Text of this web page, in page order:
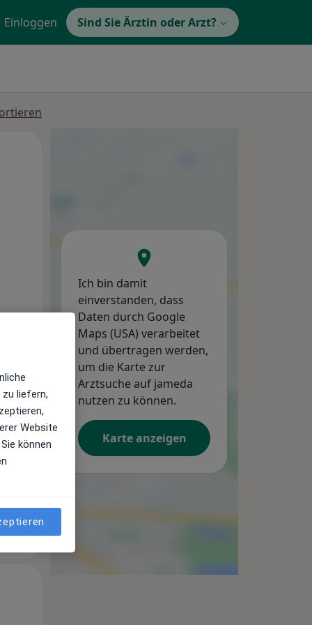
Einloggen Sind Sie Ärztin oder Arzt?
Mi,
12 Aug
Do,
13 Aug
Ich bin damit
einverstanden, dass
Daten durch Google
Maps (USA) verarbeitet
und übertragen werden,
um die Karte zur
Arztsuche auf jameda
nutzen zu können.
Karte anzeigen
liefern,
Website
können